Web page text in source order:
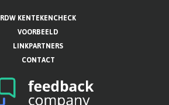
RDW KENTEKENCHECK
VOORBEELD
LINKPARTNERS
CONTACT